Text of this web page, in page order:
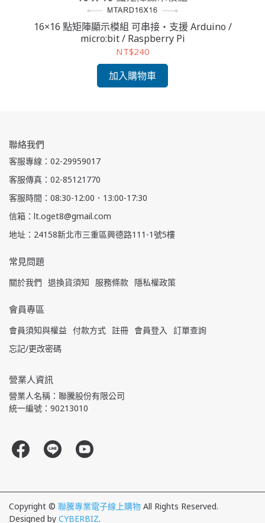
16×16 點矩陣顯示模組 可串接・支援 Arduino /
micro:bit / Raspberry Pi
NT$240
加入購物車
聯絡我們
客服專線：02-29959017
客服傳真：02-85121770
客服時間：08:30-12:00．13:00-17:30
信箱：lt.oget8@gmail.com
地址：24158新北市三重區興德路111-1號5樓
常見問題
關於我們 退換貨須知 服務條款 隱私權政策
會員專區
會員須知與權益 付款方式 註冊 會員登入
訂單查詢
忘記/更改密碼
營業人資訊
營業人名稱：聯騰股份有限公司
統一編號：90213010
Copyright © 聯騰專業電子線上購物 All Rights Reserved.
Designed by CYBERBIZ.